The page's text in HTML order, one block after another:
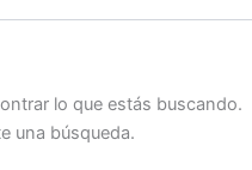
lo que estás buscando.
una búsqueda.